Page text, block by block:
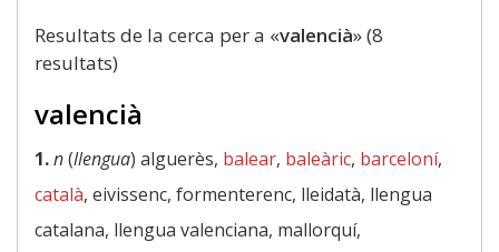
Resultats de la cerca per a «valencià» (8
resultats)
valencià
1.n(llengua) alguerès, balear, baleàric, barceloní,
català, eivissenc, formenterenc, lleidatà, llengua
catalana, llengua valenciana, mallorquí,